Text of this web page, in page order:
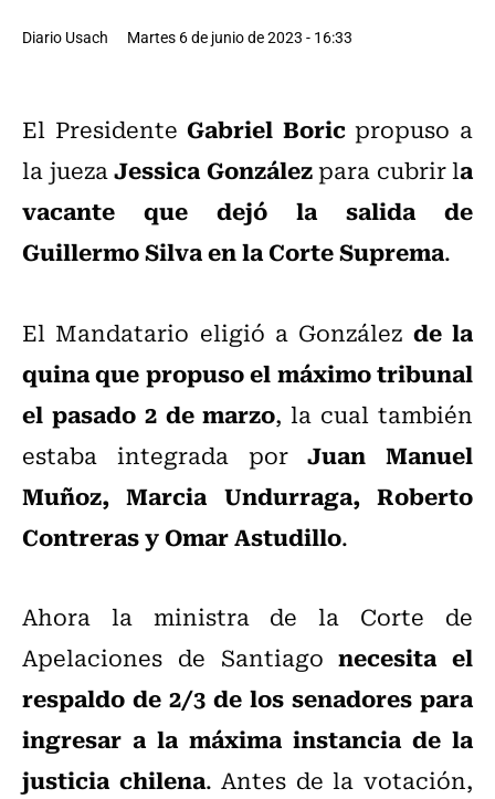
Diario Usach Martes 6 de junio de 2023 - 16:33
El PresidenteGabriel Boricpropuso a
la juezaJessica Gonzálezpara cubrir la
vacante que dejó la salida de
Guillermo Silva en la Corte Suprema.
El Mandatario eligió a González de la
quina que propuso el máximo tribunal
el pasado 2 de marzo, la cual también
estaba integrada porJuan Manuel
Muñoz, Marcia Undurraga, Roberto
Contreras y Omar Astudillo.
Ahora la ministra de la Corte de
Apelaciones de Santiagonecesita el
respaldo de 2/3 de los senadores para
ingresar a la máxima instancia de la
justicia chilena. Antes de la votación,